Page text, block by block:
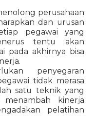
perusahaan
dan urusan
pegawai yang
tentu akan
pada akhirnya bisa
penyegaran
tidak merasa
satu teknik yang
kinerja
pelatihan